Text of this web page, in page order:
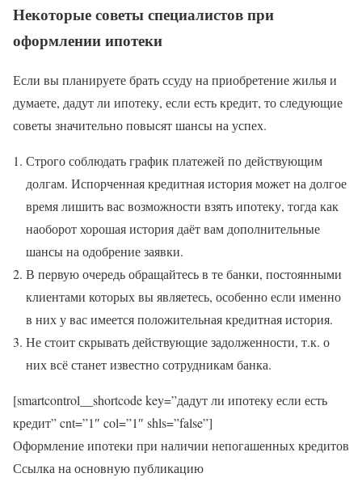
Некоторые советы специалистов при
оформлении ипотеки
Если вы планируете брать ссуду на приобретение жилья и
думаете, дадут ли ипотеку, если есть кредит, то следующие
советы значительно повысят шансы на успех.
Строго соблюдать график платежей по действующим
долгам. Испорченная кредитная история может на долгое
время лишить вас возможности взять ипотеку, тогда как
наоборот хорошая история даёт вам дополнительные
шансы на одобрение заявки.
В первую очередь обращайтесь в те банки, постоянными
клиентами которых вы являетесь, особенно если именно
в них у вас имеется положительная кредитная история.
Не стоит скрывать действующие задолженности, т.к. о
них всё станет известно сотрудникам банка.
[smartcontrol__shortcode key=”дадут ли ипотеку если есть
кредит” cnt=”1″ col=”1″ shls=”false”]
Оформление ипотеки при наличии непогашенных кредитов
Ссылка на основную публикацию